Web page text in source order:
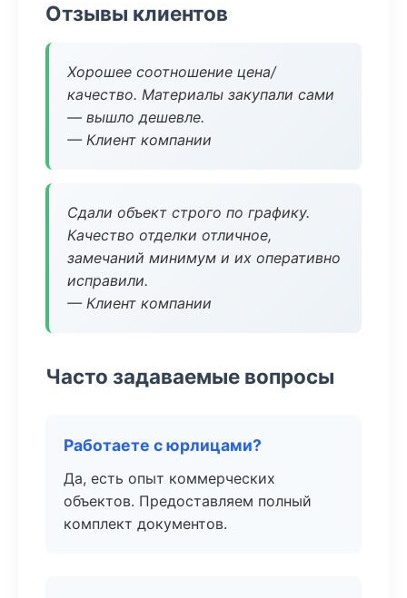
Отзывы клиентов
Хорошее соотношение цена/
качество. Материалы закупали сами
— вышло дешевле.
— Клиент компании
Сдали объект строго по графику.
Качество отделки отличное,
замечаний минимум и их оперативно
исправили.
— Клиент компании
Часто задаваемые вопросы
Работаете с юрлицами?
Да, есть опыт коммерческих
объектов. Предоставляем полный
комплект документов.